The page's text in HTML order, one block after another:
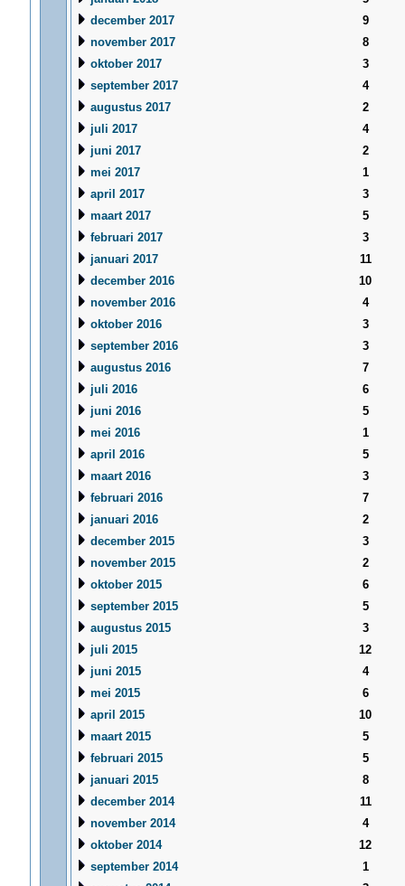
december 2017
9
november 2017
8
oktober 2017
3
september 2017
4
augustus 2017
2
juli 2017
4
juni 2017
2
mei 2017
1
april 2017
3
maart 2017
5
februari 2017
3
januari 2017
11
december 2016
10
november 2016
4
oktober 2016
3
september 2016
3
augustus 2016
7
juli 2016
6
juni 2016
5
mei 2016
1
april 2016
5
maart 2016
3
februari 2016
7
januari 2016
2
december 2015
3
november 2015
2
oktober 2015
6
september 2015
5
augustus 2015
3
juli 2015
12
juni 2015
4
mei 2015
6
april 2015
10
maart 2015
5
februari 2015
5
januari 2015
8
december 2014
11
november 2014
4
oktober 2014
12
september 2014
1